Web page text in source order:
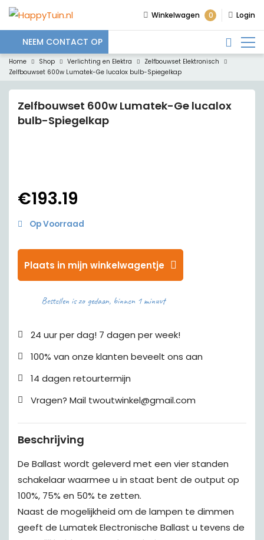
Winkelwagen 0 Login
NEEM CONTACT OP
Home Shop Verlichting en Elektra
Zelfbouwset Elektronisch
Zelfbouwset 600w Lumatek-Ge lucalox bulb-Spiegelkap
Zelfbouwset 600w Lumatek-Ge lucalox
bulb-Spiegelkap
€193.19
Op Voorraad
Plaats in mijn winkelwagentje
Bestellen is zo gedaan, binnen 1 minuut
24 uur per dag! 7 dagen per week!
100% van onze klanten beveelt ons aan
14 dagen retourtermijn
Vragen? Mail twoutwinkel@gmail.com
Beschrijving
De Ballast wordt geleverd met een vier standen
schakelaar waarmee u in staat bent de output op
100%, 75% en 50% te zetten.
Naast de mogelijkheid om de lampen te dimmen
geeft de Lumatek Electronische Ballast u tevens de